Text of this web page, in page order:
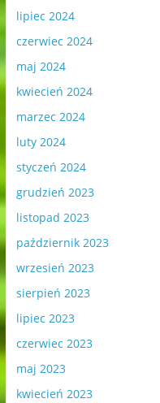
lipiec 2024
czerwiec 2024
maj 2024
kwiecień 2024
marzec 2024
luty 2024
styczeń 2024
grudzień 2023
listopad 2023
październik 2023
wrzesień 2023
sierpień 2023
lipiec 2023
czerwiec 2023
maj 2023
kwiecień 2023